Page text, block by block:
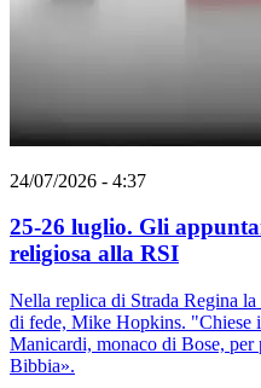
24/07/2026 - 4:37
25-26 luglio. Gli
religiosa alla RSI
Nella replica di Strada Regina
di fede, Mike Hopkins. "Chiese
Manicardi, monaco di Bose,
Bibbia».